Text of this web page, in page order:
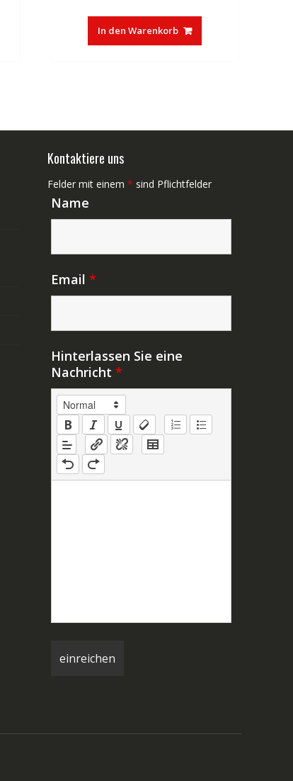
war:
€83,32
ist:
€50,01.
In den Warenkorb
Kontaktiere uns
Felder mit einem * sind Pflichtfelder
Name
Email *
Hinterlassen Sie eine
Nachricht *